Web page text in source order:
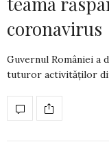
coronavirus
Guvernul României a
tuturor activităților